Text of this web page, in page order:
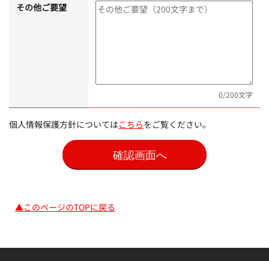
その他ご要望
0/200文字
個人情報保護方針についてはこちらをご覧ください。
▲このページのTOPに戻る